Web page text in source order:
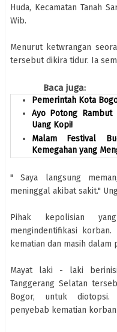
Huda, Kecamatan Tanah
Wib.
Menurut ketwrangan
tersebut dikira tidur. Ia
Baca juga:
Pemerintah Kota
Ayo Potong
Uang Kopi!
Malam Festival
Kemegahan yang
" Saya langsung
meninggal akibat sakit."
Pihak kepolisian
mengindentifikasi
kematian dan masih dalam
Mayat laki - laki
Tanggerang Selatan
Bogor, untuk diotopsi.
penyebab kematian korban.